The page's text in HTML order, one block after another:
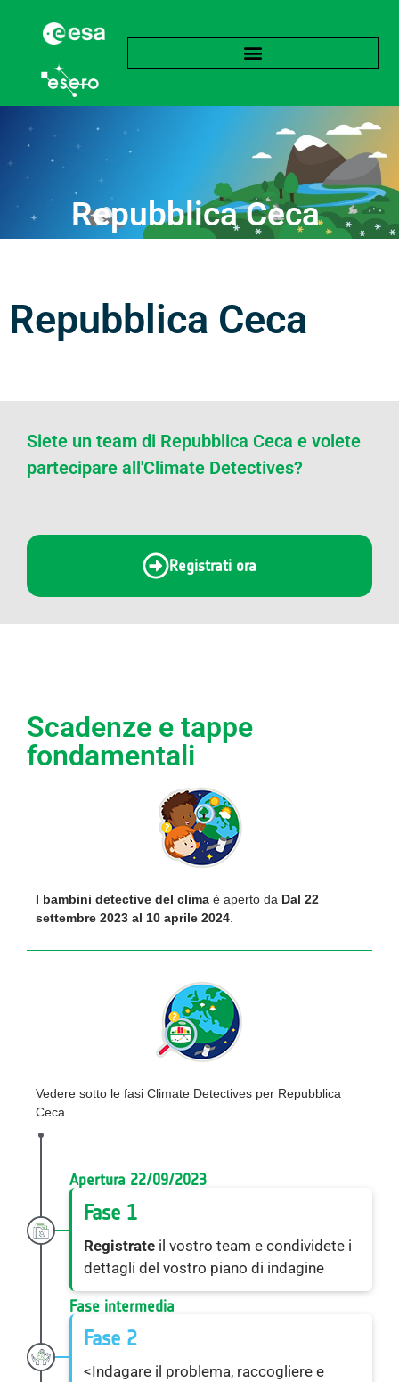
Repubblica Ceca
Repubblica Ceca
Siete un team di Repubblica Ceca e volete
partecipare all'Climate Detectives?
Registrati ora
Scadenze e tappe
fondamentali
I bambini detective del clima è aperto da Dal 22
settembre 2023 al 10 aprile 2024.
Vedere sotto le fasi Climate Detectives per Repubblica
Ceca
Apertura 22/09/2023
Fase 1
Registrateil vostro team e condividete i
dettagli del vostro piano di indagine
Fase intermedia
Fase 2
<Indagare il problema, raccogliere e